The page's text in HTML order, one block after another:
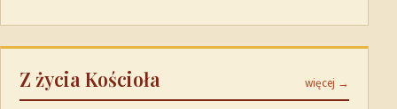
Z życia Kościoła więcej →